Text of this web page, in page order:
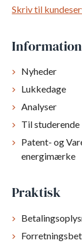
Skriv til
Information
Nyheder
Lukkedage
Analyser
Til studerende
Patent- og
energimærke
Praktisk